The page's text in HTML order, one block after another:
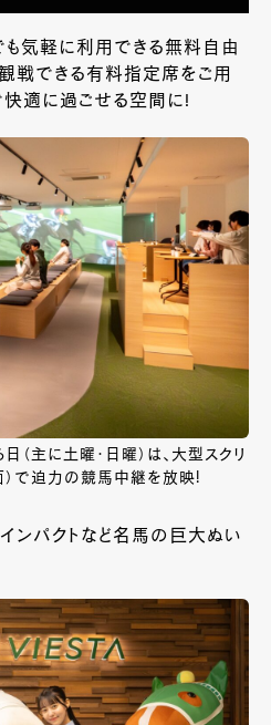
も気軽に利用できる無料自由
戦できる有料指定席をご用
快適に過ごせる空間に!
主に土曜・日曜）は、大型スクリ
）で迫力の競馬中継を放映!
ンパクトなど名馬の巨大ぬい